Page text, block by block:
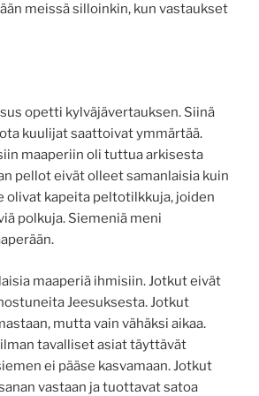
meissä silloinkin, kun vastaukset
opetti kylväjävertauksen. Siinä
kuulijat saattoivat ymmärtää.
maaperiin oli tuttua arkisesta
pellot eivät olleet samanlaisia kuin
olivat kapeita peltotilkkuja, joiden
polkuja. Siemeniä meni
maaperiä ihmisiin. Jotkut eivät
Jeesuksesta. Jotkut
mutta vain vähäksi aikaa.
tavalliset asiat täyttävät
ei pääse kasvamaan. Jotkut
vastaan ja tuottavat satoa